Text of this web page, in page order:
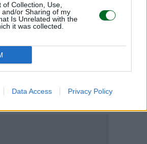
Collection, Use,
and/or Sharing of my
Is Unrelated with the
it was collected.
Data Access Privacy Policy
fonte preferita